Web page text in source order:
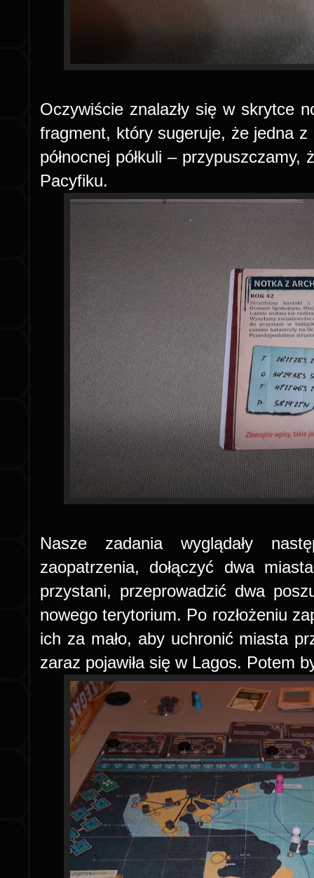
Oczywiście znalazły się w skrytce
fragment, który sugeruje, że jedna
północnej półkuli –
Pacyfiku.
Nasze zadania wyglądały
zaopatrzenia, dołączyć dwa
przystani, przeprowadzić dwa
nowego terytorium. Po rozłożeniu
ich za mało, aby uchronić miasta
zaraz pojawiła się w Lagos. Potem